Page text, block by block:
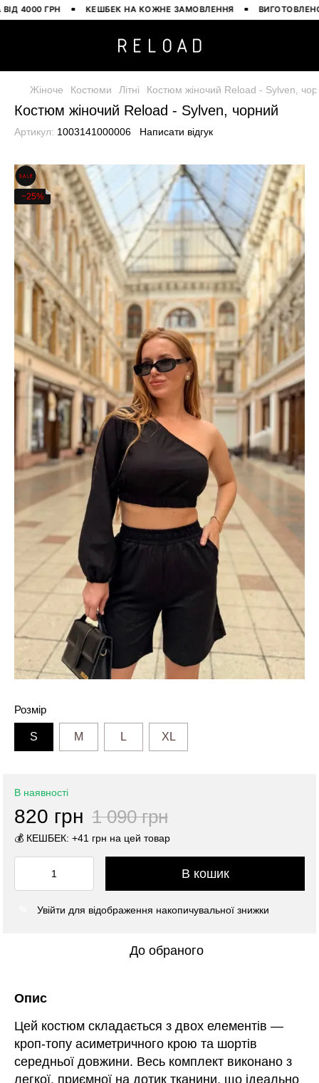
ГРН КЕШБЕК НА КОЖНЕ ЗАМОВЛЕННЯ ВИГОТОВЛЕНО В
Жіноче Костюми Літні Костюм жіночий Reload - Sylven,
Костюм жіночий Reload - Sylven, чорний
Артикул: 1003141000006 Написати відгук
−25%
Розмір
S M L XL
В наявності
820 грн 1 090 грн
💰 КЕШБЕК: +41 грн на цей товар
В кошик
Увійти для відображення накопичувальної знижки
До обраного
Опис
Цей костюм складається з двох елементів —
кроп-топу асиметричного крою та шортів
середньої довжини. Весь комплект виконано з
легкої, приємної на дотик тканини, що ідеально